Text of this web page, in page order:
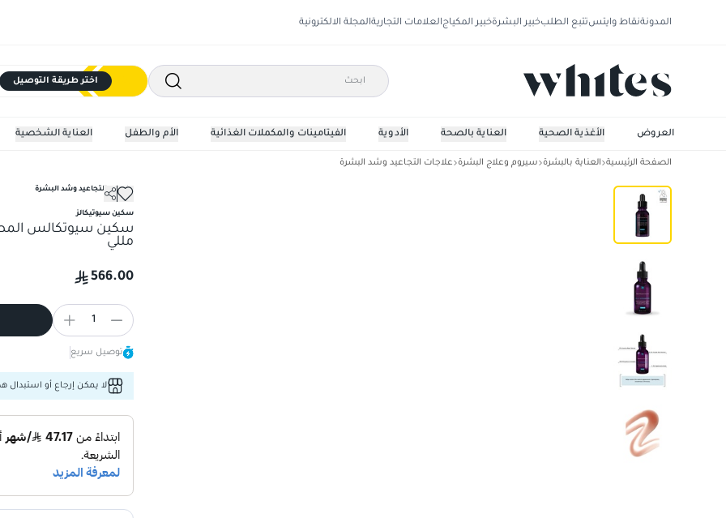
المدونةنقاط وايتستتبع الطلبخبير البشرةخبير المكياجالعلامات التجاريةالمجلة الالكترونية
اختر طريقة التوصيل
العناية الشخصية الأم والطفل الفيتامينات والمكملات الغذائية الأدوية العناية بالصحة الأغذية الصحية العروض
الصفحة الرئيسية العناية بالبشرة سيروم وعلاج البشرة علاجات التجاعيد وشد البشرة
سكين سيوتكالس المصحح
علاجات التجاعيد وشد البشرة
سكين سيوتيكالز
مللي
566.00
1
توصيل سريع
لا يمكن إرجاع أو استبدال